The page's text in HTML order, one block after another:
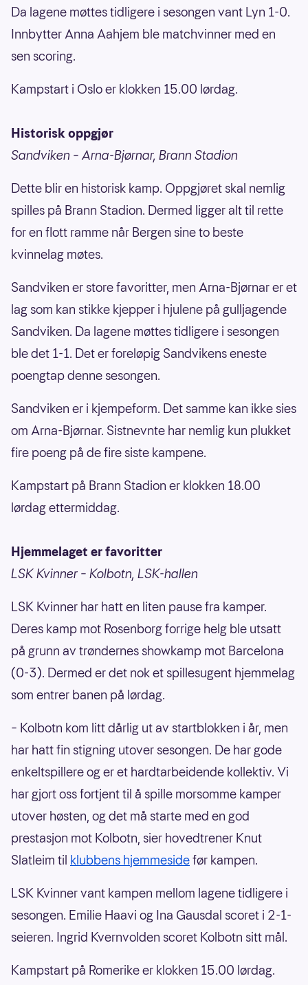
Da lagene møttes tidligere i sesongen vant Lyn 1-0.
Innbytter Anna Aahjem ble matchvinner med en
sen scoring.
Kampstart i Oslo er klokken 15.00 lørdag.
Historisk oppgjør
Sandviken – Arna-Bjørnar, Brann Stadion
Dette blir en historisk kamp. Oppgjøret skal nemlig
spilles på Brann Stadion. Dermed ligger alt til rette
for en flott ramme når Bergen sine to beste
kvinnelag møtes.
Sandviken er store favoritter, men Arna-Bjørnar er et
lag som kan stikke kjepper i hjulene på gulljagende
Sandviken. Da lagene møttes tidligere i sesongen
ble det 1-1. Det er foreløpig Sandvikens eneste
poengtap denne sesongen.
Sandviken er i kjempeform. Det samme kan ikke sies
om Arna-Bjørnar. Sistnevnte har nemlig kun plukket
fire poeng på de fire siste kampene.
Kampstart på Brann Stadion er klokken 18.00
lørdag ettermiddag.
Hjemmelaget er favoritter
LSK Kvinner – Kolbotn, LSK-hallen
LSK Kvinner har hatt en liten pause fra kamper.
Deres kamp mot Rosenborg forrige helg ble utsatt
på grunn av trøndernes showkamp mot Barcelona
(0-3). Dermed er det nok et spillesugent hjemmelag
som entrer banen på lørdag.
– Kolbotn kom litt dårlig ut av startblokken i år, men
har hatt fin stigning utover sesongen. De har gode
enkeltspillere og er et hardtarbeidende kollektiv. Vi
har gjort oss fortjent til å spille morsomme kamper
utover høsten, og det må starte med en god
prestasjon mot Kolbotn, sier hovedtrener Knut
Slatleim til klubbens hjemmesidefør kampen.
LSK Kvinner vant kampen mellom lagene tidligere i
sesongen. Emilie Haavi og Ina Gausdal scoret i 2-1-
seieren. Ingrid Kvernvolden scoret Kolbotn sitt mål.
Kampstart på Romerike er klokken 15.00 lørdag.